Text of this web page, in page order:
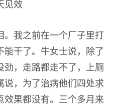
见效
。我之前在一个厂子里打
能干了。牛女士说，除了
劲，走路都走不了，上厕
说，为了治病他们四处求
效果都没有。三个多月来